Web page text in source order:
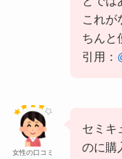
これが
ちんと
引用：
女性の口コミ
セミキ
のに購